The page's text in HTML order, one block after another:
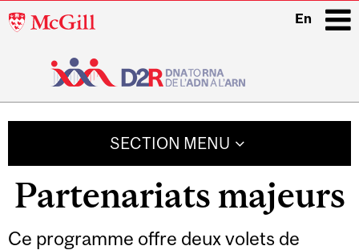
McGill
En
SECTION MENU
Partenariats majeurs
Ce programme offre deux volets de